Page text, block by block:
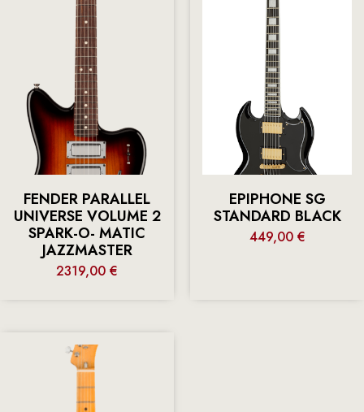
FENDER PARALLEL
UNIVERSE VOLUME 2
SPARK-O- MATIC
JAZZMASTER
2319,00 €
EPIPHONE SG
STANDARD BLACK
449,00 €